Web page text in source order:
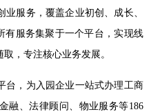
服务，覆盖企业初创、成长、
有服务集聚于一个平台，实现线
，专注核心业务发展。
台，为入园企业一站式办理工商
融、法律顾问、物业服务等186